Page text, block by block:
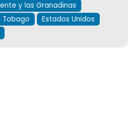
y las Granadinas
Tobago
Estados Unidos